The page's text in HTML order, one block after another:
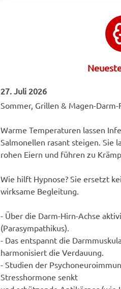
27. Juli 2026
Sommer, Grillen & Magen-Darm-
Warme Temperaturen lassen
Salmonellen rasant steigen. Sie
rohen Eiern und führen zu
Wie hilft Hypnose? Sie ersetzt
wirksame Begleitung.
- Über die Darm-Hirn-Achse
(Parasympathikus).
- Das entspannt die
harmonisiert die Verdauung.
- Studien der
Stresshormone senkt